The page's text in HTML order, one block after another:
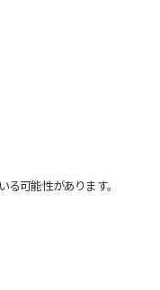
可能性があります。